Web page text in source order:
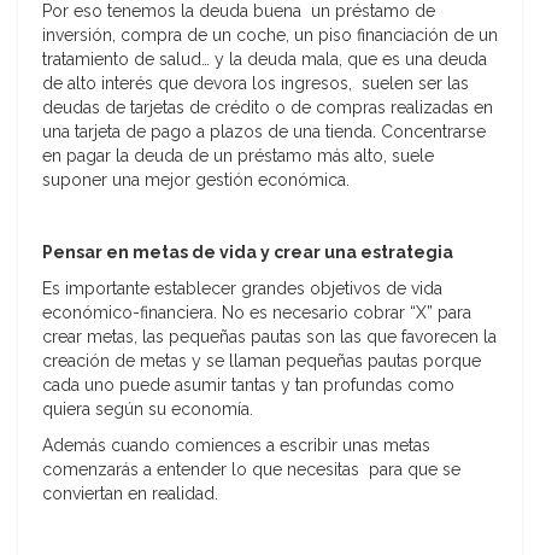
Por eso tenemos la deuda buena un préstamo de
inversión, compra de un coche, un piso financiación de un
tratamiento de salud… y la deuda mala, que es una deuda
de alto interés que devora los ingresos, suelen ser las
deudas de tarjetas de crédito o de compras realizadas en
una tarjeta de pago a plazos de una tienda. Concentrarse
en pagar la deuda de un préstamo más alto, suele
suponer una mejor gestión económica.
Pensar en metas de vida y crear una estrategia
Es importante establecer grandes objetivos de vida
económico-financiera. No es necesario cobrar “X” para
crear metas, las pequeñas pautas son las que favorecen la
creación de metas y se llaman pequeñas pautas porque
cada uno puede asumir tantas y tan profundas como
quiera según su economía.
Además cuando comiences a escribir unas metas
comenzarás a entender lo que necesitas para que se
conviertan en realidad.